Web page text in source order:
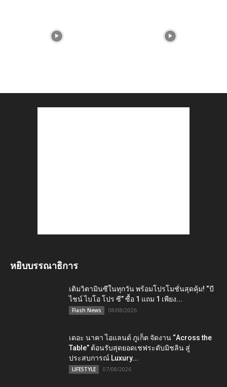
หยิบบรรณาธิการ
เติมวิตามินซีในทุกวัน พร้อมโปรโมชั่นสุดคุ้ม! “บี
ไชน์ ไบโอ โปร ซี” ซื้อ 1 แถม 1 เพียง...
Flash News 08/08/2026
เดอะ นาคา ไอแลนด์ ภูเก็ต จัดงาน “Across the
Table” ต้อนรับสุดยอดเชฟระดับมิชลิน สู่
ประสบการณ์ Luxury...
LIFESTYLE 07/08/2026